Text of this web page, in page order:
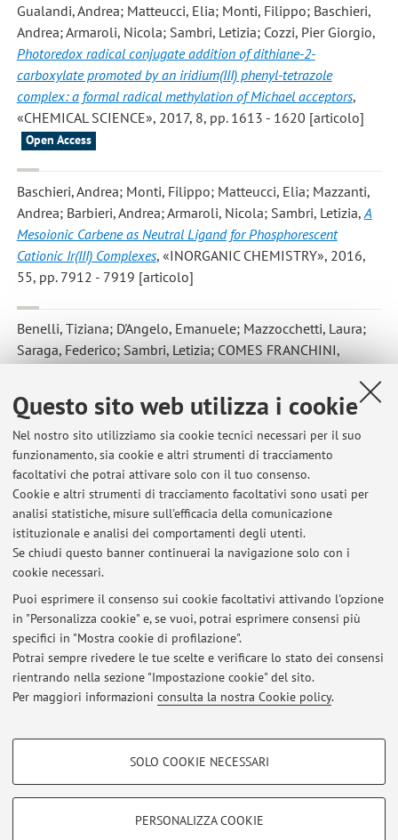
Questo sito web utilizza i cookie
Nel nostro sito utilizziamo sia cookie tecnici necessari per il suo
funzionamento, sia cookie e altri strumenti di tracciamento
facoltativi che potrai attivare solo con il tuo consenso.
Cookie e altri strumenti di tracciamento facoltativi sono usati per
analisi statistiche, misure sull'efficacia della comunicazione
istituzionale e analisi dei comportamenti degli utenti.
Se chiudi questo banner continuerai la navigazione solo con i
cookie necessari.
Puoi esprimere il consenso sui cookie facoltativi attivando l'opzione
in "Personalizza cookie" e, se vuoi, potrai esprimere consensi più
specifici in "Mostra cookie di profilazione".
Potrai sempre rivedere le tue scelte e verificare lo stato dei consensi
rientrando nella sezione "Impostazione cookie" del sito.
Per maggiori informazioni consulta la nostra Cookie policy.
COOKIE DI PROFILAZIONE - FACOLTATIVI
SOLO COOKIE NECESSARI
PERSONALIZZA COOKIE
Gualandi, Andrea; Matteucci, Elia; Monti, Filippo; Baschieri,
Andrea; Armaroli, Nicola; Sambri, Letizia; Cozzi, Pier Giorgio,
Photoredox radical conjugate addition of dithiane-2-
carboxylate promoted by an iridium(III) phenyl-tetrazole
complex: a formal radical methylation of Michael acceptors,
«CHEMICAL SCIENCE», 2017, 8, pp. 1613 - 1620 [articolo]
Open Access
Baschieri, Andrea; Monti, Filippo; Matteucci, Elia; Mazzanti,
Andrea; Barbieri, Andrea; Armaroli, Nicola; Sambri, Letizia,A
Mesoionic Carbene as Neutral Ligand for Phosphorescent
Cationic Ir(III) Complexes, «INORGANIC CHEMISTRY», 2016,
55, pp. 7912 - 7919 [articolo]
Benelli, Tiziana; D'Angelo, Emanuele; Mazzocchetti, Laura;
Saraga, Federico; Sambri, Letizia; COMES FRANCHINI,
flame retardant fillers in epoxy resin nanocomposites
, in: AIP
Conference Proceedings, 2016, 1736, pp. 020142 - 020142
(atti di: TOP Conference 2016, italia Ischia, 19-23 giugno
2016) [Contributo in Atti di convegno]
1 2 3 4 5
Ultimi avvisi
Al momento non sono presenti avvisi.
Area riservata
Accedi tramiteloginper gestire tutti i contenuti del sito.